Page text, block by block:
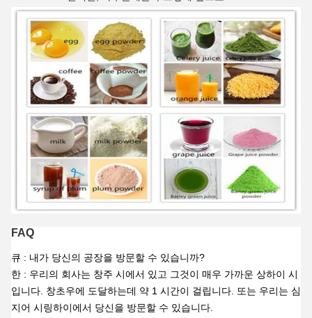
FAQ
큐 : 내가 당신의 공장을 방문할 수 있습니까?
한 : 우리의 회사는 창주 시에서 있고 그것이 매우 가까운 상하이 시
입니다. 창초우에 도달하는데 약 1 시간이 걸립니다. 또는 우리는 심
지어 시링하이에서 당신을 방문할 수 있습니다.